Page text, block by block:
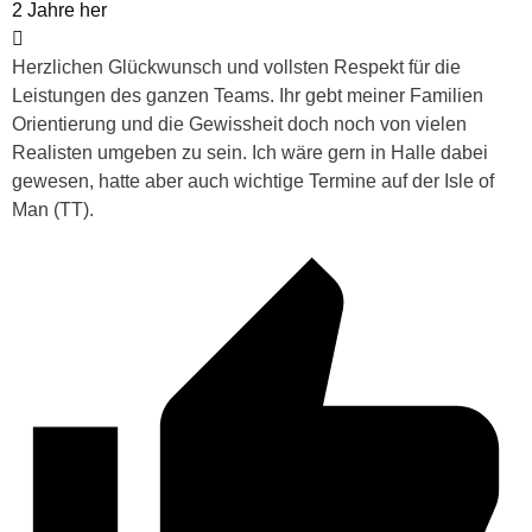
2 Jahre her
Herzlichen Glückwunsch und vollsten Respekt für die
Leistungen des ganzen Teams. Ihr gebt meiner Familien
Orientierung und die Gewissheit doch noch von vielen
Realisten umgeben zu sein. Ich wäre gern in Halle dabei
gewesen, hatte aber auch wichtige Termine auf der Isle of
Man (TT).